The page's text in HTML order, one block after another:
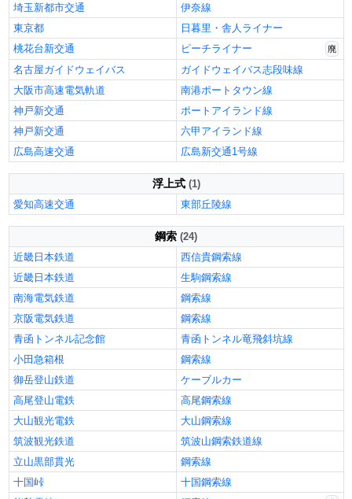
埼玉新都市交通
伊奈線
東京都
日暮里・舎人ライナー
桃花台新交通
ピーチライナー 廃
名古屋ガイドウェイバス
ガイドウェイバス志段味線
大阪市高速電気軌道
南港ポートタウン線
神戸新交通
ポートアイランド線
神戸新交通
六甲アイランド線
広島高速交通
広島新交通1号線
浮上式 (1)
愛知高速交通 東部丘陵線
鋼索 (24)
近畿日本鉄道
西信貴鋼索線
近畿日本鉄道
生駒鋼索線
南海電気鉄道
鋼索線
京阪電気鉄道
鋼索線
青函トンネル記念館
青函トンネル竜飛斜坑線
小田急箱根
鋼索線
御岳登山鉄道
ケーブルカー
高尾登山電鉄
高尾鋼索線
大山観光電鉄
大山鋼索線
筑波観光鉄道
筑波山鋼索鉄道線
立山黒部貫光
鋼索線
十国峠
十国鋼索線